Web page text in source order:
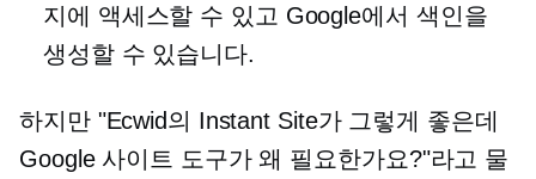
지에 액세스할 수 있고 Google에서 색인을
생성할 수 있습니다.
하지만 "Ecwid의 Instant Site가 그렇게 좋은데
Google 사이트 도구가 왜 필요한가요?"라고 물